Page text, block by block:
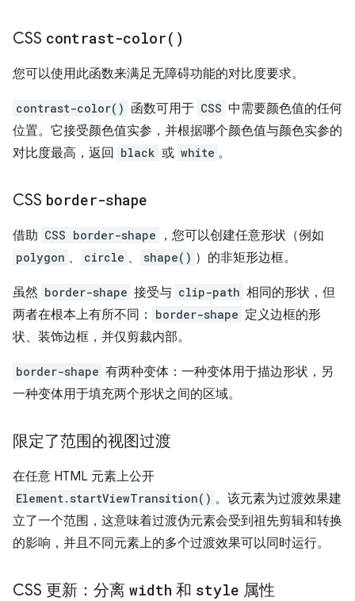
CSS contrast-color( )
您可以使用此函数来满足无障碍功能的对比度要求。
contrast-color() 函数可用于 CSS 中需要颜色值的任何
位置。它接受颜色值实参，并根据哪个颜色值与颜色实参的
对比度最高，返回
black 或 white 。
CSS border-shape
借助 CSS border-shape ，您可以创建任意形状（例如
polygon 、 circle 、 shape() ）的非矩形边框。
虽然 border-shape 接受与 clip-path 相同的形状，但
两者在根本上有所不同：
border-shape 定义边框的形
状、装饰边框，并仅剪裁内部。
border-shape 有两种变体：一种变体用于描边形状，另
一种变体用于填充两个形状之间的区域。
限定了范围的视图过渡
在任意 HTML 元素上公开
Element.startViewTransition() 。该元素为过渡效果建
立了一个范围，这意味着过渡伪元素会受到祖先剪辑和转换
的影响，并且不同元素上的多个过渡效果可以同时运行。
CSS 更新：分离 width 和 style 属性